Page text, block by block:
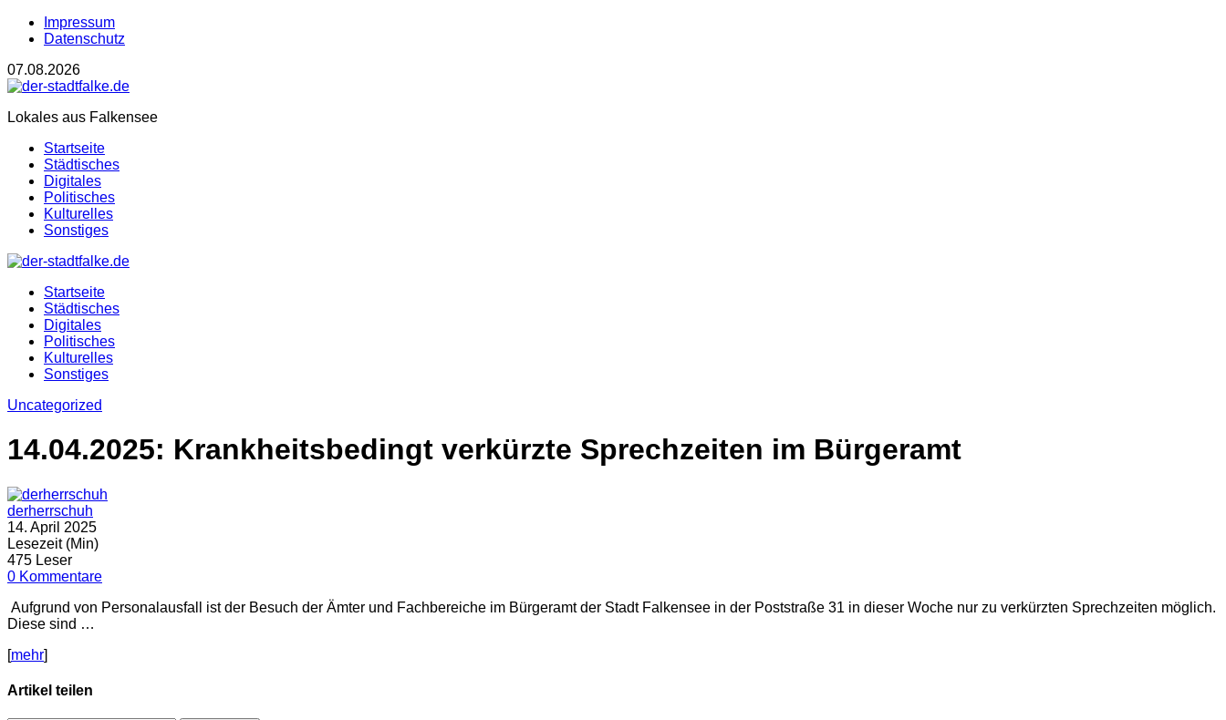
Impressum
Datenschutz
07.08.2026
Lokales aus Falkensee
Startseite
Städtisches
Digitales
Politisches
Kulturelles
Sonstiges
Startseite
Städtisches
Digitales
Politisches
Kulturelles
Sonstiges
Uncategorized
14.04.2025: Krankheitsbedingt verkürzte Sprechzeiten im Bürgeramt
derherrschuh
14. April 2025
Lesezeit (Min)
475 Leser
0 Kommentare
Aufgrund von Personalausfall ist der Besuch der Ämter und Fachbereiche im Bürgeramt der Stadt Falkensee in der Poststraße 31 in dieser Woche nur zu verkürzten Sprechzeiten möglich.
Diese sind …
[mehr]
Artikel teilen